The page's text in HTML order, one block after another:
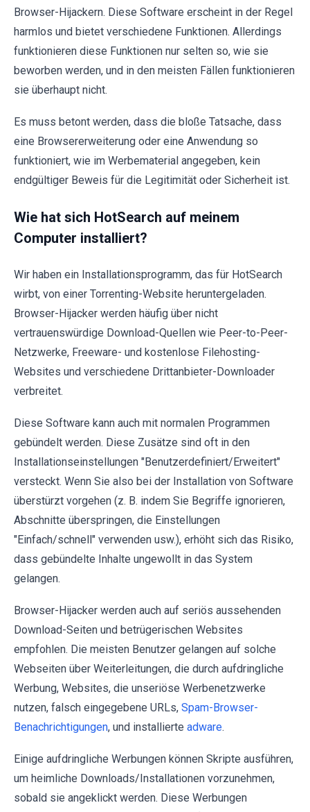
Browser-Hijackern. Diese Software erscheint in der Regel
harmlos und bietet verschiedene Funktionen. Allerdings
funktionieren diese Funktionen nur selten so, wie sie
beworben werden, und in den meisten Fällen funktionieren
sie überhaupt nicht.
Es muss betont werden, dass die bloße Tatsache, dass
eine Browsererweiterung oder eine Anwendung so
funktioniert, wie im Werbematerial angegeben, kein
endgültiger Beweis für die Legitimität oder Sicherheit ist.
Wie hat sich HotSearch auf meinem
Computer installiert?
Wir haben ein Installationsprogramm, das für HotSearch
wirbt, von einer Torrenting-Website heruntergeladen.
Browser-Hijacker werden häufig über nicht
vertrauenswürdige Download-Quellen wie Peer-to-Peer-
Netzwerke, Freeware- und kostenlose Filehosting-
Websites und verschiedene Drittanbieter-Downloader
verbreitet.
Diese Software kann auch mit normalen Programmen
gebündelt werden. Diese Zusätze sind oft in den
Installationseinstellungen "Benutzerdefiniert/Erweitert"
versteckt. Wenn Sie also bei der Installation von Software
überstürzt vorgehen (z. B. indem Sie Begriffe ignorieren,
Abschnitte überspringen, die Einstellungen
"Einfach/schnell" verwenden usw.), erhöht sich das Risiko,
dass gebündelte Inhalte ungewollt in das System
gelangen.
Browser-Hijacker werden auch auf seriös aussehenden
Download-Seiten und betrügerischen Websites
empfohlen. Die meisten Benutzer gelangen auf solche
Webseiten über Weiterleitungen, die durch aufdringliche
Werbung, Websites, die unseriöse Werbenetzwerke
nutzen, falsch eingegebene URLs, Spam-Browser-
Benachrichtigungen, und installierte adware.
Einige aufdringliche Werbungen können Skripte ausführen,
um heimliche Downloads/Installationen vorzunehmen,
sobald sie angeklickt werden. Diese Werbungen